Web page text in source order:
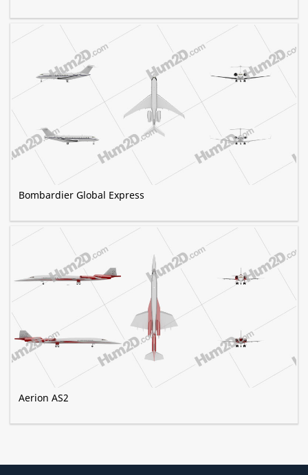
Bombardier Global Express
Aerion AS2